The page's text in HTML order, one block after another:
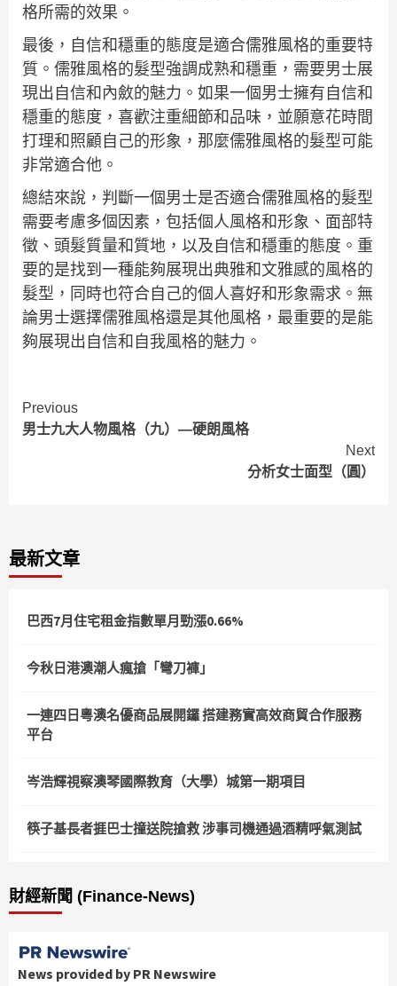
格所需的效果。
最後，自信和穩重的態度是適合儒雅風格的重要特
質。儒雅風格的髮型強調成熟和穩重，需要男士展
現出自信和內斂的魅力。如果一個男士擁有自信和
穩重的態度，喜歡注重細節和品味，並願意花時間
打理和照顧自己的形象，那麼儒雅風格的髮型可能
非常適合他。
總結來說，判斷一個男士是否適合儒雅風格的髮型
需要考慮多個因素，包括個人風格和形象、面部特
徵、頭髮質量和質地，以及自信和穩重的態度。重
要的是找到一種能夠展現出典雅和文雅感的風格的
髮型，同時也符合自己的個人喜好和形象需求。無
論男士選擇儒雅風格還是其他風格，最重要的是能
夠展現出自信和自我風格的魅力。
Continue
Reading
Previous
男士九大人物風格（九）—硬朗風格
Next
分析女士面型（圓）
最新文章
巴西7月住宅租金指數單月勁漲0.66%
今秋日港澳潮人瘋搶「彎刀褲」
一連四日粵澳名優商品展開鑼 搭建務實高效商貿合作服務
平台
岑浩輝視察澳琴國際教育（大學）城第一期項目
筷子基長者捱巴士撞送院搶救 涉事司機通過酒精呼氣測試
財經新聞 (Finance-News)
News provided by PR Newswire